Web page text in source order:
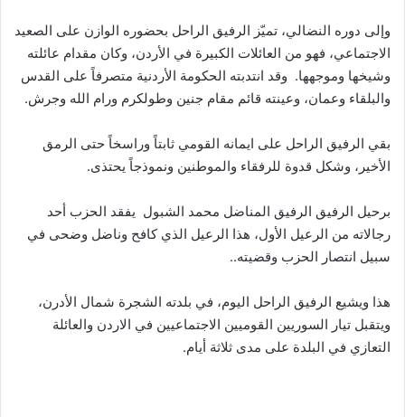
وإلى دوره النضالي، تميّز الرفيق الراحل بحضوره الوازن على الصعيد
الاجتماعي، فهو من العائلات الكبيرة في الأردن، وكان مقدام عائلته
وشيخها وموجهها. وقد انتدبته الحكومة الأردنية متصرفاً على القدس
والبلقاء وعمان، وعينته قائم مقام جنين وطولكرم ورام الله وجرش.
بقي الرفيق الراحل على ايمانه القومي ثابتاً وراسخاً حتى الرمق
الأخير، وشكل قدوة للرفقاء والموطنين ونموذجاً يحتذى.
برحيل الرفيق الرفيق المناضل محمد الشبول يفقد الحزب أحد
رجالاته من الرعيل الأول، هذا الرعيل الذي كافح وناضل وضحى في
سبيل انتصار الحزب وقضيته..
هذا ويشيع الرفيق الراحل اليوم، في بلدته الشجرة شمال الأدرن،
ويتقبل تيار السوريين القوميين الاجتماعيين في الاردن والعائلة
التعازي في البلدة على مدى ثلاثة أيام.